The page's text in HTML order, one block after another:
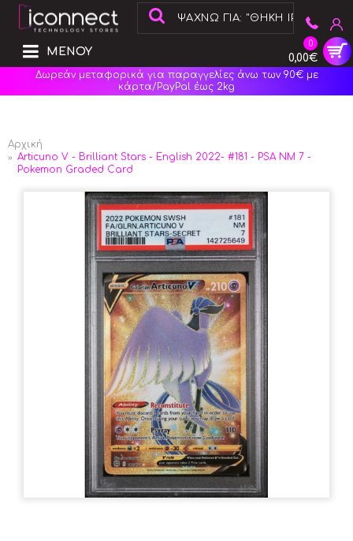
0
0,00€
ΜΕΝΟΥ
Δωρεάν μεταφορικά για παραγγελίες άνω των 90€ με
κάρτα/PayPal έως 2kg
Αρχική
Articuno V - Brilliant Stars - English 2022- #181 - PSA NM 7 -
Pokemon Graded Card